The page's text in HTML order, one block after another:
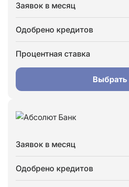
Заявок в месяц
Одобрено кредитов
Процентная ставка
Выбрать
Заявок в месяц
Одобрено кредитов